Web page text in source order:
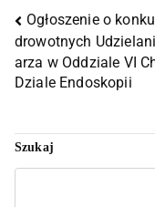
Ogłoszenie o
drowotnych
arza w Oddziale VI
Dziale Endoskopii
Szukaj